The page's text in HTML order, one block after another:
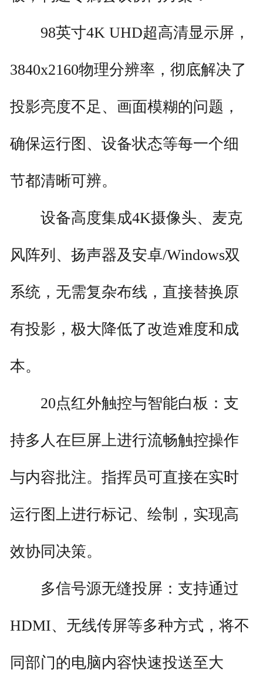
98英寸4K UHD超高清显示屏，
3840x2160物理分辨率，彻底解决了
投影亮度不足、画面模糊的问题，
确保运行图、设备状态等每一个细
节都清晰可辨。
设备高度集成4K摄像头、麦克
风阵列、扬声器及安卓/Windows双
系统，无需复杂布线，直接替换原
有投影，极大降低了改造难度和成
本。
20点红外触控与智能白板：支
持多人在巨屏上进行流畅触控操作
与内容批注。指挥员可直接在实时
运行图上进行标记、绘制，实现高
效协同决策。
多信号源无缝投屏：支持通过
HDMI、无线传屏等多种方式，将不
同部门的电脑内容快速投送至大